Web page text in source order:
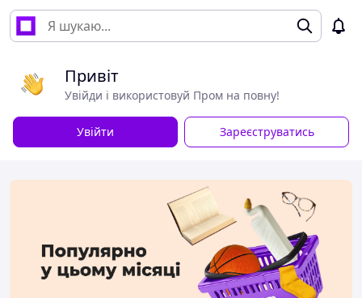
Привіт
Увійди і використовуй Пром на повну!
Увійти Зареєструватись